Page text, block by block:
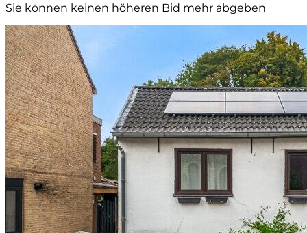
Sie können keinen höheren Bid mehr abgeben